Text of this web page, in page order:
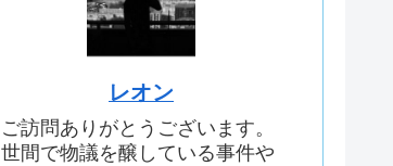
レオン
ご訪問ありがとうございます。
世間で物議を醸している事件や